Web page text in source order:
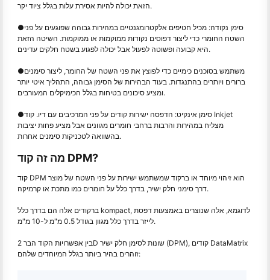
הזאת יכולה להיות אסירת עלות בגלל ציוד יקר.
●סימן נקודה: מכיל חטיפים אלקטרומגנטיים במהירות גבוהה שפוגעים על פני
השטח החומרי כדי ליצור דפוסים נקודות ממוקמות או ממוקמות. השיטה הזאת
היא קבועה ופשוטה לפעול אבל יכולה לפגוע בשטח חלקים עדינים.
●משתמש בסוכנים כימיים כדי לפוצץ את פני השטח של החומר, ליצור סימנים
ברורים ויותרים בהתנגדות. בעוד הבהירות של הסימן גבוהה, התהליך איטי יותר
ומציע סיכונים בטיחות בגלל הכימיקלים המעורבים.
●סימן אינקיט: הדפסה ישירות קודים על פני המרכיבים עם דיו. קוד Inkjet
מצליח במהירות והרבות ברחבי חומרים מגוונים אבל מציע פחות יציבות
בהשוואה לטכניקות סימנים אחרות.
מה זה קוד DPM?
קוד DPM הוא זיהוי מיוחד או ברקוד שמשתמש ישירות על פני השטח של מוצר
דרך סימני חלק ישיר, בדרך כלל על חומרים כמו מתכת או קרמיקה.
ברקודים אלה הם בדרך כלל kompact, לדוגמא, אלה שנוצרים באמצעות דפסת
לייזר בדרך כלל מגוון בגודל 0.5 מ"מ ל-10 מ"מ.
בין אפשרויות הקוד הבר 2D שונות לסימן חלק ישיר (DPM), קודים DataMatrix
זוהרים בהיר ביותר בגלל המיוחדים שלהם: